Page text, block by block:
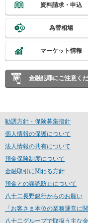
情
に
す
資料請求・申込
為替相場
マーケット情報
金融犯罪にご注意く
勧誘方針・保険募集指針
個人情報の保護について
法人情報の共有について
預金保険制度について
金融取引に関わる方針
預金との誤認防止について
八十二長野銀行からのお願い
「お客さま本位の業務運営に
八十二グループで取扱う主な